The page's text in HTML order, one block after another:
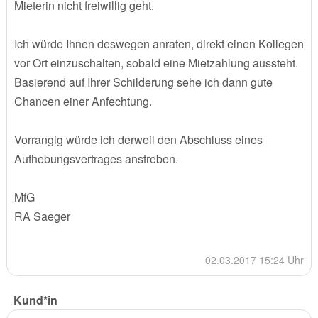
Mieterin nicht freiwillig geht.
Ich würde Ihnen deswegen anraten, direkt einen Kollegen
vor Ort einzuschalten, sobald eine Mietzahlung aussteht.
Basierend auf Ihrer Schilderung sehe ich dann gute
Chancen einer Anfechtung.
Vorrangig würde ich derweil den Abschluss eines
Aufhebungsvertrages anstreben.
MfG
RA Saeger
02.03.2017 15:24 Uhr
Kund*in